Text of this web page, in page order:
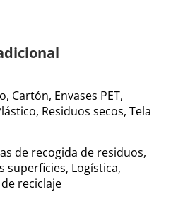
Cartón, Envases PET,
Residuos secos, Tela
de recogida de residuos,
superficies, Logística,
reciclaje